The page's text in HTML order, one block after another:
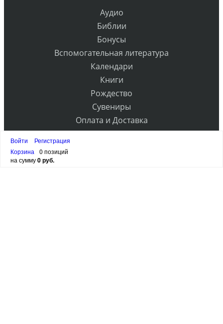
Аудио
Библии
Бонусы
Вспомогательная литература
Календари
Книги
Рождество
Сувениры
Оплата и Доставка
Контакты
Войти
Регистрация
Корзина
0 позиций
на сумму0 руб.